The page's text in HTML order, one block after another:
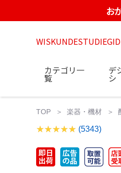
お
カテゴリ一
覧
デ
シ
TOP 楽器・機材
(5343)